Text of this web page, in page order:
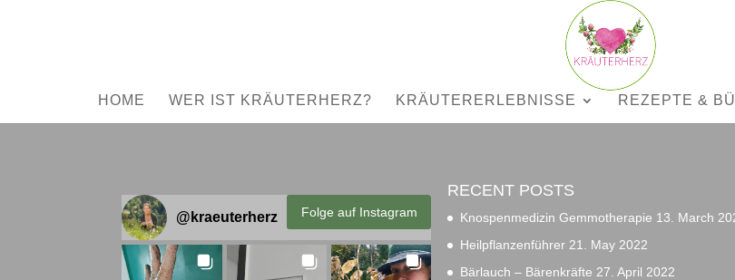
HOME WER IST KRÄUTERHERZ? KRÄUTERERLEBNISSE REZEPTE &
@kraeuterherz Folge auf Instagram
RECENT POSTS
Knospenmedizin Gemmotherapie 13. March
Heilpflanzenführer 21. May 2022
Bärlauch – Bärenkräfte 27. April 2022